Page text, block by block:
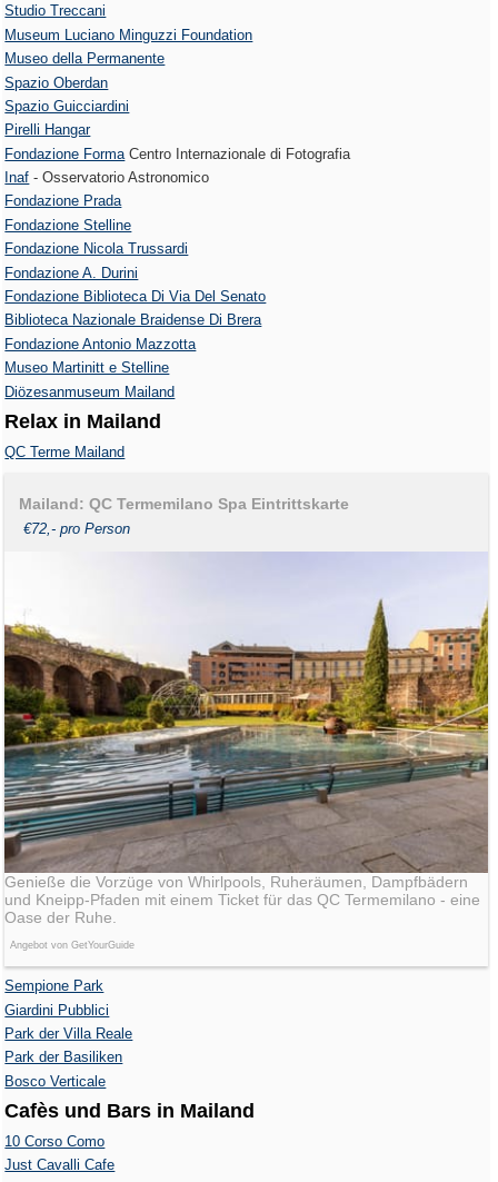
Studio Treccani
Museum Luciano Minguzzi Foundation
Museo della Permanente
Spazio Oberdan
Spazio Guicciardini
Pirelli Hangar
Fondazione Forma Centro Internazionale di Fotografia
Inaf - Osservatorio Astronomico
Fondazione Prada
Fondazione Stelline
Fondazione Nicola Trussardi
Fondazione A. Durini
Fondazione Biblioteca Di Via Del Senato
Biblioteca Nazionale Braidense Di Brera
Fondazione Antonio Mazzotta
Museo Martinitt e Stelline
Diözesanmuseum Mailand
Relax in Mailand
QC Terme Mailand
Mailand: QC Termemilano Spa Eintrittskarte
€72,- pro Person
Genieße die Vorzüge von Whirlpools, Ruheräumen, Dampfbädern
und Kneipp-Pfaden mit einem Ticket für das QC Termemilano - eine
Oase der Ruhe.
Angebot von GetYourGuide
Sempione Park
Giardini Pubblici
Park der Villa Reale
Park der Basiliken
Bosco Verticale
Cafès und Bars in Mailand
10 Corso Como
Just Cavalli Cafe